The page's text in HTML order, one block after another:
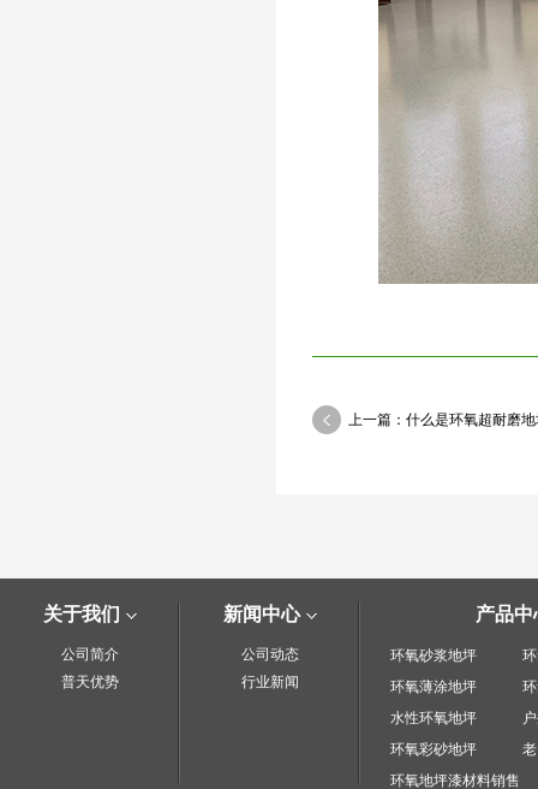
上一篇：什么是环氧超耐磨
关于我们
公司简介
普天优势
新闻中心
公司动态
行业新闻
产品
环氧砂浆地坪
环氧薄涂地坪
水性环氧地坪
环氧彩砂地坪
环氧地坪漆材料销售